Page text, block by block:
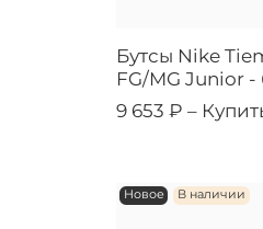
Бутсы Nike
FG/MG Junior
9 653 ₽ –
Новое В наличии